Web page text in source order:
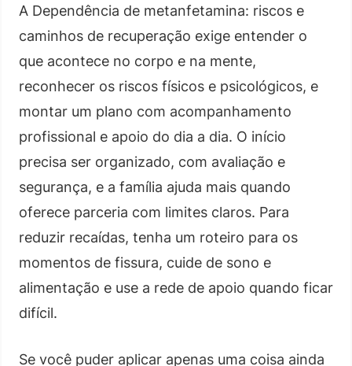
A Dependência de metanfetamina: riscos e
caminhos de recuperação exige entender o
que acontece no corpo e na mente,
reconhecer os riscos físicos e psicológicos, e
montar um plano com acompanhamento
profissional e apoio do dia a dia. O início
precisa ser organizado, com avaliação e
segurança, e a família ajuda mais quando
oferece parceria com limites claros. Para
reduzir recaídas, tenha um roteiro para os
momentos de fissura, cuide de sono e
alimentação e use a rede de apoio quando ficar
difícil.
Se você puder aplicar apenas uma coisa ainda